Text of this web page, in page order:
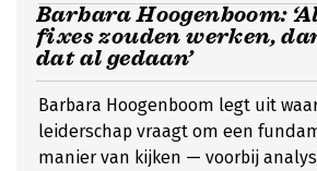
Barbara Hoogenboom:
fixes zouden werken,
dat al gedaan’
Barbara Hoogenboom legt uit
leiderschap vraagt om een
manier van kijken — voorbij